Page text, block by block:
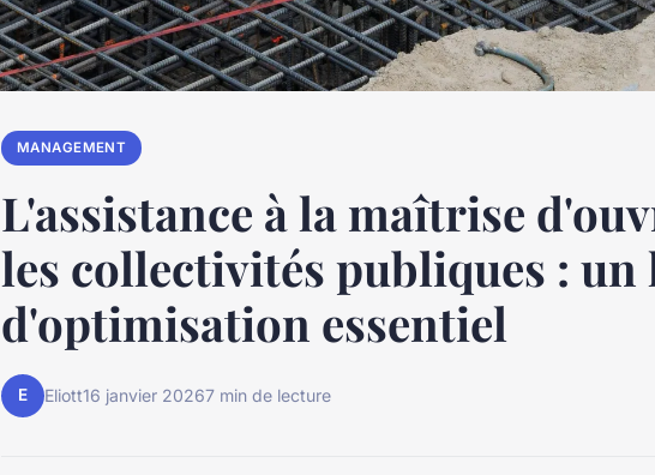
MANAGEMENT
L'assistance à la maîtrise
les collectivités publiques : un
d'optimisation essentiel
E Eliott16 janvier 20267 min de lecture